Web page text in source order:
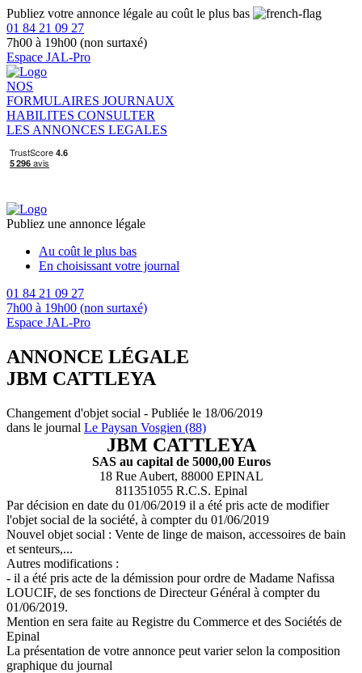
Publiez votre annonce légale au coût le plus bas
01 84 21 09 27
7h00 à 19h00 (non surtaxé)
Espace JAL-Pro
NOS
FORMULAIRES JOURNAUX
HABILITES CONSULTER
LES ANNONCES LEGALES
Publiez une annonce légale
Au coût le plus bas
En choisissant votre journal
01 84 21 09 27
7h00 à 19h00 (non surtaxé)
Espace JAL-Pro
ANNONCE LÉGALE
JBM CATTLEYA
Changement d'objet social - Publiée le 18/06/2019
dans le journal Le Paysan Vosgien (88)
JBM CATTLEYA
SAS au capital de 5000,00 Euros
18 Rue Aubert, 88000 EPINAL
811351055 R.C.S. Epinal
Par décision en date du 01/06/2019 il a été pris acte de modifier
l'objet social de la société, à compter du 01/06/2019
Nouvel objet social : Vente de linge de maison, accessoires de bain
et senteurs,...
Autres modifications :
- il a été pris acte de la démission pour ordre de Madame Nafissa
LOUCIF, de ses fonctions de Directeur Général à compter du
01/06/2019.
Mention en sera faite au Registre du Commerce et des Sociétés de
Epinal
La présentation de votre annonce peut varier selon la composition
graphique du journal